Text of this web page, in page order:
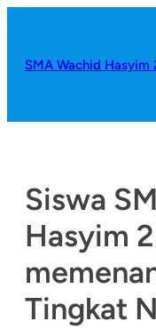
SMA Wachid Hasyim
Siswa
Hasyim
Tingkat